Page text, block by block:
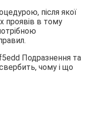
після якої
проявів в тому